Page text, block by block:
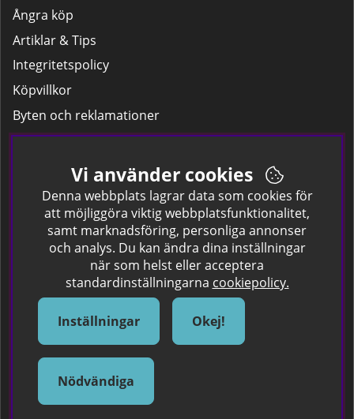
Ångra köp
Artiklar & Tips
Integritetspolicy
Köpvillkor
Byten och reklamationer
Leverans
Hitta färgkoden på bilen.
Företagskund
Om oss
Om Spraycan
IKEA Färger
Sök Säkerhetsdatablad
Samarbete / Dyhrs Garage
Vi använder cookies
Denna webbplats lagrar data som cookies för
att möjliggöra viktig webbplatsfunktionalitet,
samt marknadsföring, personliga annonser
och analys. Du kan ändra dina inställningar
när som helst eller acceptera
standardinställningarna cookiepolicy.
Inställningar Okej!
Nödvändiga